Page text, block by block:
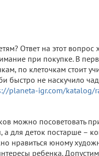
Ответ на этот вопрос
при покупке. В
по клеточкам стоит
быстро не наскучило
planeta-igr.com/katalog/
можно посоветовать
а для деток постарше –
нравиться юному
ребенка.